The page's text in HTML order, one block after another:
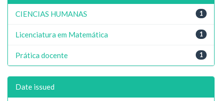
1
CIENCIAS HUMANAS
1
Licenciatura em Matemática
1
Prática docente
Date issued